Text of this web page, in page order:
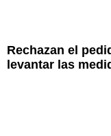
Rechazan el
levantar las